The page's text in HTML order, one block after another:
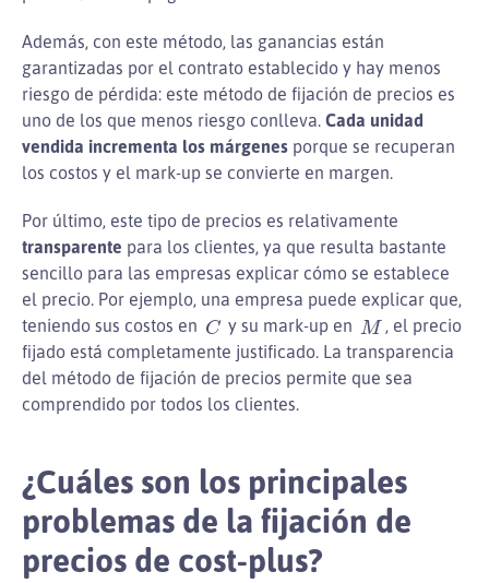
Además, con este método, las ganancias están
garantizadas por el contrato establecido y hay menos
riesgo de pérdida: este método de fijación de precios es
uno de los que menos riesgo conlleva. Cada unidad
vendida incrementa los márgenes porque se recuperan
los costos y el mark-up se convierte en margen.
Por último, este tipo de precios es relativamente
transparente para los clientes, ya que resulta bastante
sencillo para las empresas explicar cómo se establece
el precio. Por ejemplo, una empresa puede explicar que,
teniendo sus costos en C y su mark-up en M , el precio
fijado está completamente justificado. La transparencia
del método de fijación de precios permite que sea
comprendido por todos los clientes.
¿Cuáles son los principales
problemas de la fijación de
precios de cost-plus?